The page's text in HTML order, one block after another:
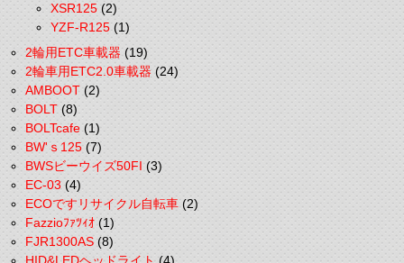
XSR125(2)
YZF-R125(1)
2輪用ETC車載器(19)
2輪車用ETC2.0車載器(24)
AMBOOT(2)
BOLT(8)
BOLTcafe(1)
BW'ｓ125(7)
BWSビーウイズ50FI(3)
EC-03(4)
ECOですリサイクル自転車(2)
Fazzioﾌｧﾂｨｵ(1)
FJR1300AS(8)